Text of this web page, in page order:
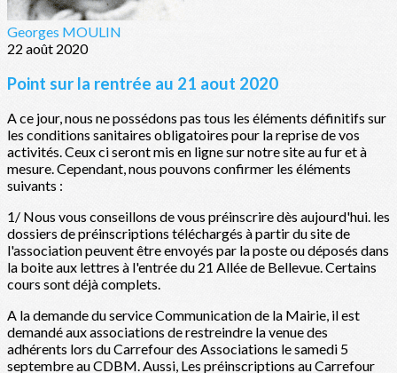
Georges MOULIN
22 août 2020
Point sur la rentrée au 21 aout 2020
A ce jour, nous ne possédons pas tous les éléments définitifs sur
les conditions sanitaires obligatoires pour la reprise de vos
activités. Ceux ci seront mis en ligne sur notre site au fur et à
mesure. Cependant, nous pouvons confirmer les éléments
suivants :
1/ Nous vous conseillons de vous préinscrire dès aujourd'hui. les
dossiers de préinscriptions téléchargés à partir du site de
l'association peuvent être envoyés par la poste ou déposés dans
la boite aux lettres à l'entrée du 21 Allée de Bellevue. Certains
cours sont déjà complets.
A la demande du service Communication de la Mairie, il est
demandé aux associations de restreindre la venue des
adhérents lors du Carrefour des Associations le samedi 5
septembre au CDBM. Aussi, Les préinscriptions au Carrefour